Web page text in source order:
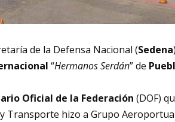
de la Defensa Nacional (Sedena
“Hermanos Serdán” de
Oficial de la Federación (DOF)
Transporte hizo a Grupo